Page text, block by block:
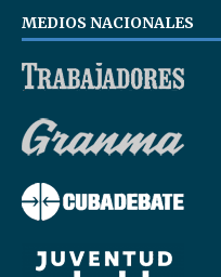
MEDIOS NACIONALES